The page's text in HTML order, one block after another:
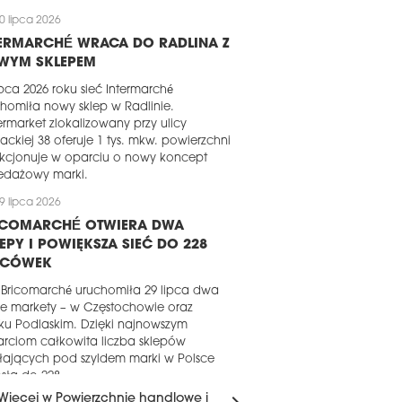
lipca 2026
WRACA DO RADLINA Z
SKLEPEM
2026 roku sieć Intermarché
nowy sklep w Radlinie.
zlokalizowany przy ulicy
38 oferuje 1 tys. mkw. powierzchni
w oparciu o nowy koncept
marki.
lipca 2026
OTWIERA DWA
I POWIĘKSZA SIEĆ DO 228
Bricomarché uruchomiła 29 lipca dwa
markety – w Częstochowie oraz
Podlaskim. Dzięki najnowszym
całkowita liczba sklepów
pod szyldem marki w Polsce
do 228.
w Powierzchnie handlowe i